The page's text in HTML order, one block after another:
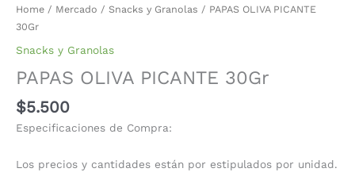
Home / Mercado / Snacks y Granolas / PAPAS OLIVA PICANTE
30Gr
Snacks y Granolas
PAPAS OLIVA PICANTE 30Gr
$5.500
Especificaciones de Compra:
Los precios y cantidades están por estipulados por unidad.